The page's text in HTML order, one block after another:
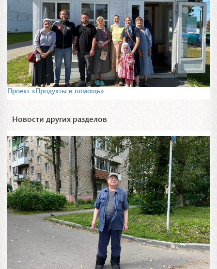
Проект «Продукты в помощь»
Новости других разделов